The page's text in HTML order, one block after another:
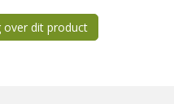
over dit product